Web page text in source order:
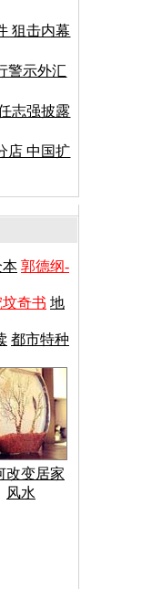
狙击内幕
警示外汇
志强披露
店 中国扩
本 郭德纲-
奇书 地
都市特种
改变居家
风水